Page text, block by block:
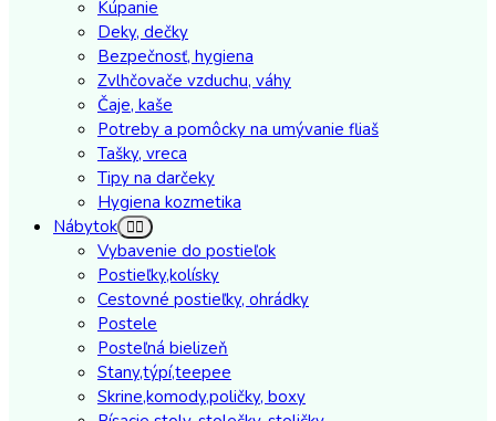
Kúpanie
Deky, dečky
Bezpečnosť, hygiena
Zvlhčovače vzduchu, váhy
Čaje, kaše
Potreby a pomôcky na umývanie fliaš
Tašky, vreca
Tipy na darčeky
Hygiena kozmetika
Nábytok
Vybavenie do postieľok
Postieľky,kolísky
Cestovné postieľky, ohrádky
Postele
Posteľná bielizeň
Stany,týpí,teepee
Skrine,komody,poličky, boxy